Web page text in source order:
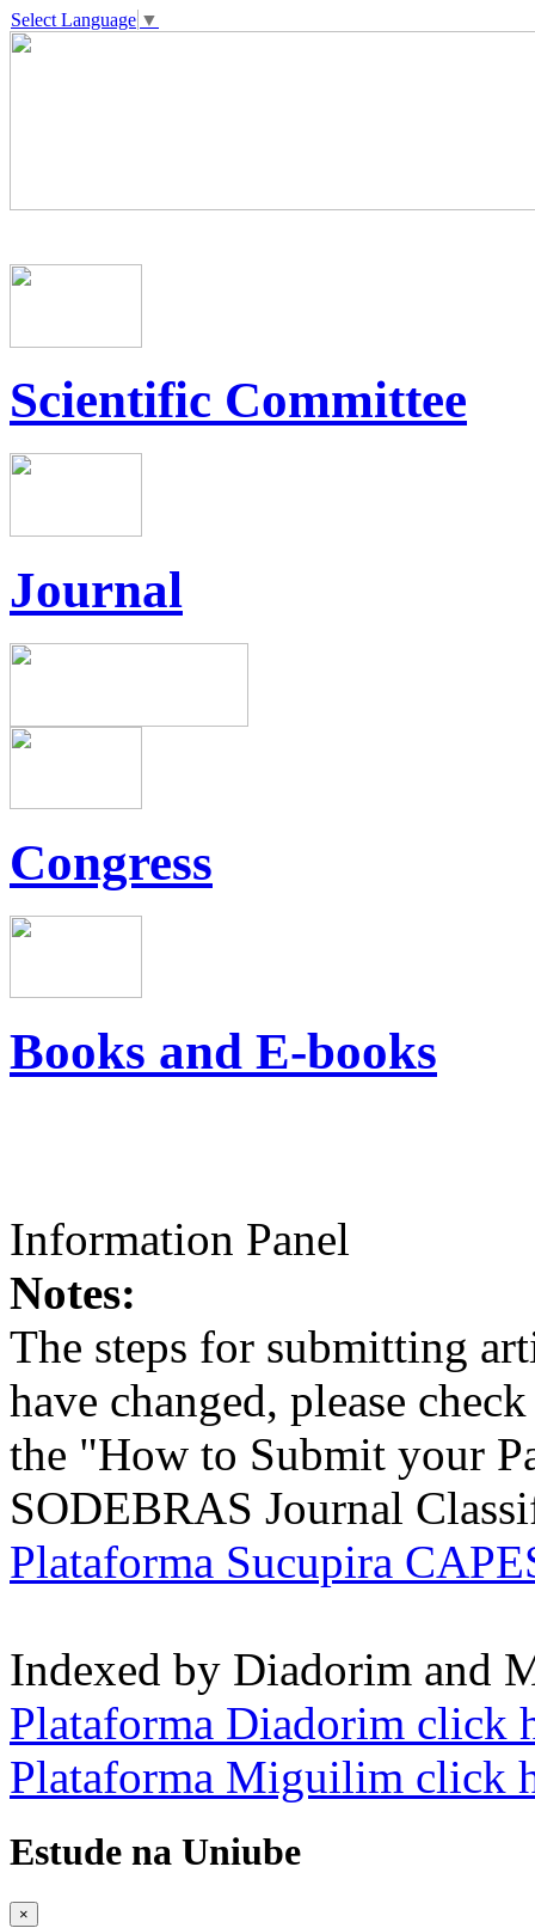
Select Language ▼
Scientific Committee
Journal
Congress
Books and E-books
Information Panel
Notes:
The steps for submitting
have changed, please
the "How to Submit your
SODEBRAS Journal
Plataforma Sucupira
Indexed by Diadorim and
Plataforma Diadorim click
Plataforma Miguilim click
Estude na Uniube
×